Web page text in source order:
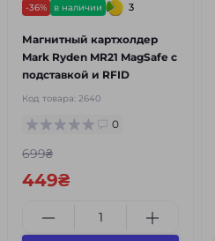
-36% в наличии 3
Магнитный картхолдер
Mark Ryden MR21 MagSafe с
подставкой и RFID
Код товара: 2640
0
699₴
449₴